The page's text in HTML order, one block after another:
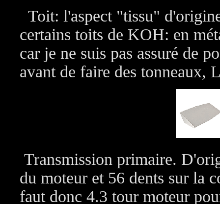
Toit: l'aspect "tissu"
certains toits de KOH: en
car je ne suis pas assuré de
avant de faire des tonneaux,
Transmission primaire.
du moteur et 56 dents sur la
faut donc 4.3 tour moteur